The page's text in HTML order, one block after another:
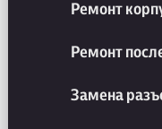
Ремонт
Ремонт
Замена